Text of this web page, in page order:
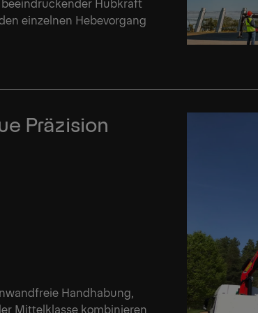
Hubkraft
einzelnen Hebevorgang
Präzision
Handhabung,
Mittelklasse kombinieren